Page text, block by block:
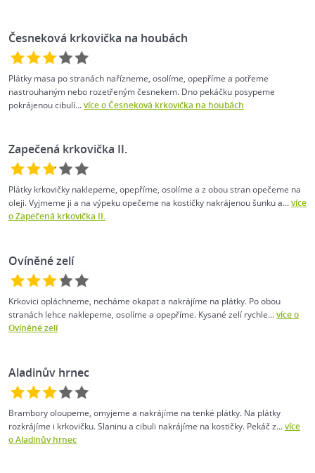
Česneková krkovička na houbách
Plátky masa po stranách nařízneme, osolíme, opepříme a potřeme
nastrouhaným nebo rozetřeným česnekem. Dno pekáčku posypeme
pokrájenou cibulí...více o Česneková krkovička na houbách
Zapečená krkovička II.
Plátky krkovičky naklepeme, opepříme, osolíme a z obou stran opečeme na
oleji. Vyjmeme ji a na výpeku opečeme na kostičky nakrájenou šunku a...více
o Zapečená krkovička II.
Ovíněné zelí
Krkovici opláchneme, necháme okapat a nakrájíme na plátky. Po obou
stranách lehce naklepeme, osolíme a opepříme. Kysané zelí rychle...více o
Ovíněné zelí
Aladinův hrnec
Brambory oloupeme, omyjeme a nakrájíme na tenké plátky. Na plátky
rozkrájíme i krkovičku. Slaninu a cibuli nakrájíme na kostičky. Pekáč z...více
o Aladinův hrnec